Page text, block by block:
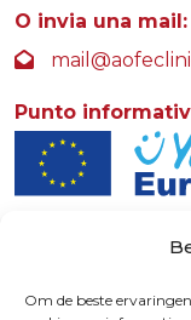
Om de beste
O invia una mail:
Punto
Rosendaalselaan